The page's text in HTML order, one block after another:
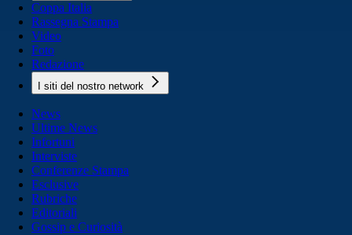
Coppa Italia
Rassegna Stampa
Video
Foto
Redazione
I siti del nostro network
News
Ultime News
Infortuni
Interviste
Conferenze Stampa
Esclusive
Rubriche
Editoriali
Gossip e Curiosità